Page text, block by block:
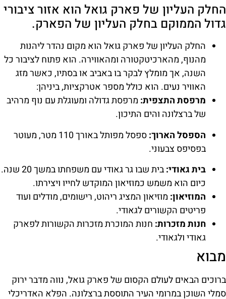
החלק העליון של פארק גואל הוא אזור ציבורי
גדול הממוקם בחלק העליון של הפארק.
החלק העליון של פארק גואל הוא מקום נהדר ליהנות
מהנוף, מהארכיטקטורה ומהאווירה. הוא פתוח לציבור כל
השנה, אך מומלץ לבקר בו באביב או בסתיו, כאשר מזג
האוויר נעים. הוא כולל מספר אטרקציות, ביניהן:
מרפסת התצפית: מרפסת גדולה ומעוגלת עם נוף מרהיב
של ברצלונה והים התיכון.
הספסל הארוך:
ספסל מפותל באורך 110 מטר, מעוטר
בפסיפס צבעוני.
בית גאודי:
בית שבו גר גאודי עם משפחתו במשך 20 שנה.
כיום הוא משמש כמוזיאון המוקדש לחייו ויצירתו.
המוזיאון: מוזיאון המציג ריהוט, רישומים, מודלים ועוד
פריטים הקשורים לגאודי.
חנות מזכרות: חנות המוכרת מזכרות הקשורות לפארק
גאודי ולגאודי.
מבוא
ברוכים הבאים לעולם הקסום של פארק גואל, נווה מדבר ירוק
סמלי השוכן במרומי העיר התוססת ברצלונה. הפלא האדריכלי